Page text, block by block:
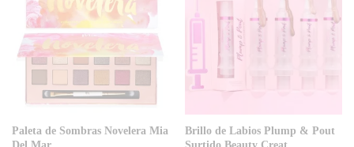
Paleta de Sombras Novelera Mia
Brillo de Labios Plump & Pout